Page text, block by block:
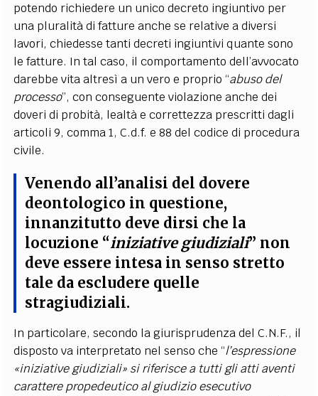
potendo richiedere un unico decreto ingiuntivo per
una pluralità di fatture anche se relative a diversi
lavori, chiedesse tanti decreti ingiuntivi quante sono
le fatture. In tal caso, il comportamento dell’avvocato
darebbe vita altresì a un vero e proprio “abuso del
processo”, con conseguente violazione anche dei
doveri di probità, lealtà e correttezza prescritti dagli
articoli 9, comma 1, C.d.f. e 88 del codice di procedura
civile.
Venendo all’analisi del dovere
deontologico in questione,
innanzitutto deve dirsi che la
locuzione “iniziative giudiziali” non
deve essere intesa in senso stretto
tale da escludere quelle
stragiudiziali.
In particolare, secondo la giurisprudenza del C.N.F., il
disposto va interpretato nel senso che “l’espressione
«iniziative giudiziali» si riferisce a tutti gli atti aventi
carattere propedeutico al giudizio esecutivo